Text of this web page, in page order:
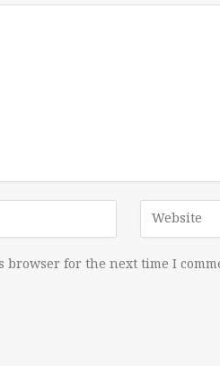
browser for the next time I